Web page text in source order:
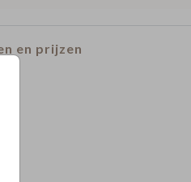
en prijzen